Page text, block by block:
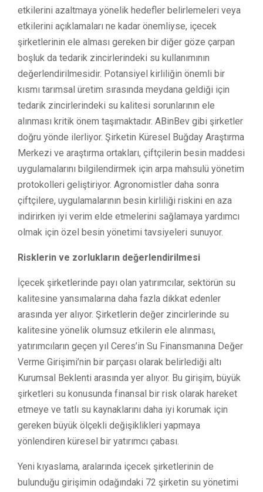
etkilerini azaltmaya yönelik hedefler belirlemeleri veya
etkilerini açıklamaları ne kadar önemliyse, içecek
şirketlerinin ele alması gereken bir diğer göze çarpan
boşluk da tedarik zincirlerindeki su kullanımının
değerlendirilmesidir. Potansiyel kirliliğin önemli bir
kısmı tarımsal üretim sırasında meydana geldiği için
tedarik zincirlerindeki su kalitesi sorunlarının ele
alınması kritik önem taşımaktadır. ABinBev gibi şirketler
doğru yönde ilerliyor. Şirketin Küresel Buğday Araştırma
Merkezi ve araştırma ortakları, çiftçilerin besin maddesi
uygulamalarını bilgilendirmek için arpa mahsulü yönetim
protokolleri geliştiriyor. Agronomistler daha sonra
çiftçilere, uygulamalarının besin kirliliği riskini en aza
indirirken iyi verim elde etmelerini sağlamaya yardımcı
olmak için özel besin yönetimi tavsiyeleri sunuyor.
Risklerin ve zorlukların değerlendirilmesi
İçecek şirketlerinde payı olan yatırımcılar, sektörün su
kalitesine yansımalarına daha fazla dikkat edenler
arasında yer alıyor. Şirketlerin değer zincirlerinde su
kalitesine yönelik olumsuz etkilerin ele alınması,
yatırımcıların geçen yıl Ceres’in Su Finansmanına Değer
Verme Girişimi’nin bir parçası olarak belirlediği altı
Kurumsal Beklenti arasında yer alıyor. Bu girişim, büyük
şirketleri su konusunda finansal bir risk olarak hareket
etmeye ve tatlı su kaynaklarını daha iyi korumak için
gereken büyük ölçekli değişiklikleri yapmaya
yönlendiren küresel bir yatırımcı çabası.
Yeni kıyaslama, aralarında içecek şirketlerinin de
bulunduğu girişimin odağındaki 72 şirketin su yönetimi